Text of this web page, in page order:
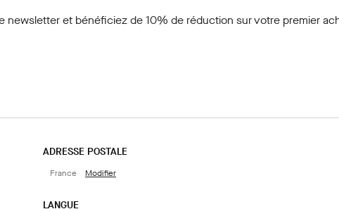
newsletteret bénéficiez de 10% de réduction sur votre premier
ADRESSE POSTALE
France Modifier
LANGUE